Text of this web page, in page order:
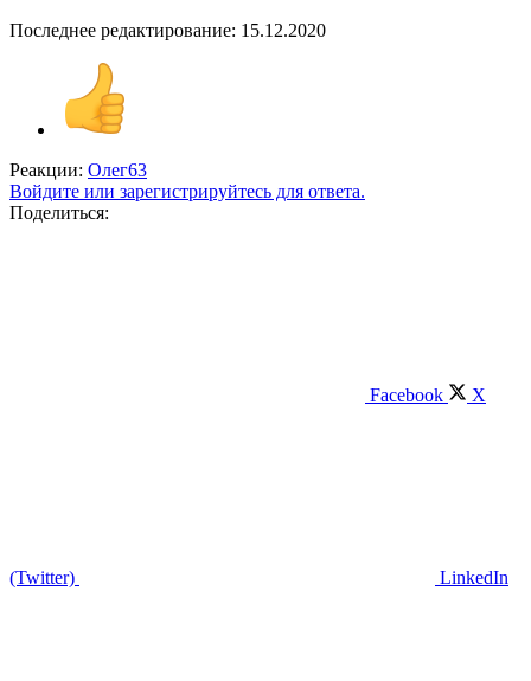
Последнее редактирование: 15.12.2020
Реакции: Олег63
Войдите или зарегистрируйтесь для ответа.
Поделиться:
Facebook X
(Twitter) LinkedIn